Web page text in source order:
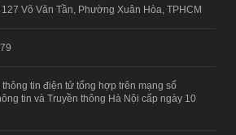
Võ Văn Tần, Phường Xuân Hòa, TPHCM
tin điện tử tổng hợp trên mạng số
tin và Truyền thông Hà Nội cấp ngày 10